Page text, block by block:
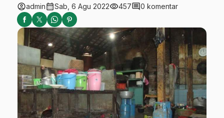
account_circleadmincalendar_monthSab, 6 Agu 2022visibility457comment0 komentar